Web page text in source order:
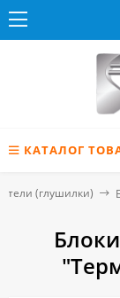
КАТАЛОГ
(глушилки)